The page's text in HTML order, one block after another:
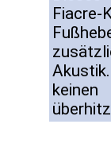
Fiacre-